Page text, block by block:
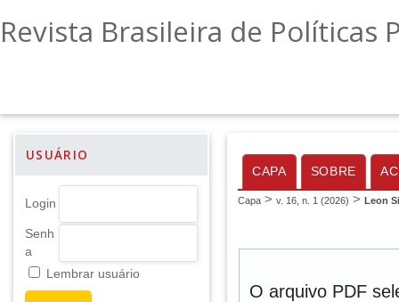
Revista Brasileira de Políticas
USUÁRIO
Login
Senh
a
Lembrar usuário
CAPA SOBRE
Capa > v. 16, n. 1 (2026) > Leon
O arquivo PDF